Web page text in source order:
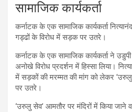
सामाजिक कार्यकर्ता
कर्नाटक के एक सामाजिक कार्यकर्ता
गड्ढों के विरोध में सड़क पर उतरे।
कर्नाटक के एक सामाजिक कार्यकर्ता ने
अनोखे विरोध प्रदर्शन में हिस्सा लिया।
में सड़कों की मरम्मत की मांग को लेकर
पर उतरे।
‘उरुलु सेव’ आमतौर पर मंदिरों में किया